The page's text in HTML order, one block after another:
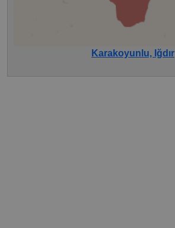
Karakoyunlu, Iğdır